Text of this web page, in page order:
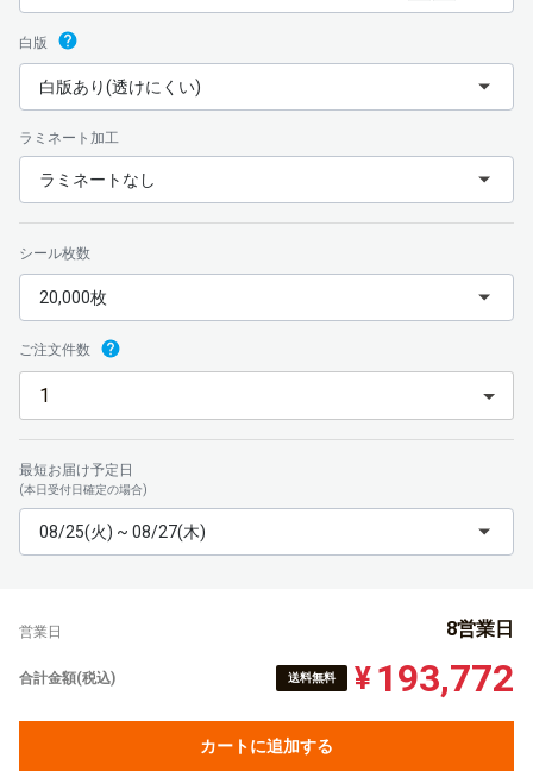
白版
白版あり(透けにくい)
ラミネート加工
ラミネートなし
シール枚数
20,000枚
ご注文件数
最短お届け予定日
(本日受付日確定の場合)
08/25(火) ~ 08/27(木)
営業日 8営業日
合計金額(税込) 送料無料 ¥ 193,772
カートに追加する